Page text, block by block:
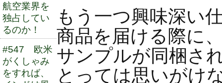
航空業界を
独占してい
るのか！
#547 欧米
がくしゃみ
をすれば、
もう一つ興味深い
商品を届ける際に
サンプルが同梱さ
とっては思いがけ